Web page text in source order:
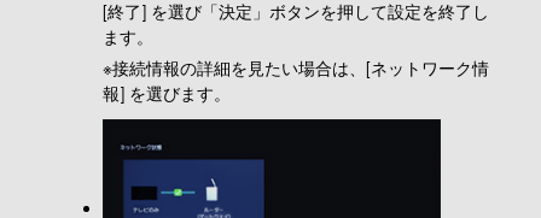
[終了] を選び「決定」ボタンを押して設定を終了し
ます。
※接続情報の詳細を見たい場合は、[ネットワーク情
報] を選びます。